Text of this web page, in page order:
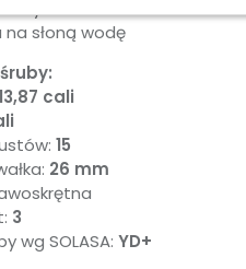
słoną wodę
cali
15
26 mm
3
wg SOLASA: YD+